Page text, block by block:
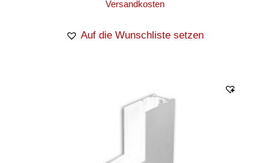
Versandkosten
Auf die Wunschliste setzen